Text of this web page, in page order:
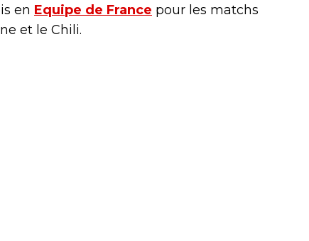
en Equipe de France pour les matchs
et le Chili.